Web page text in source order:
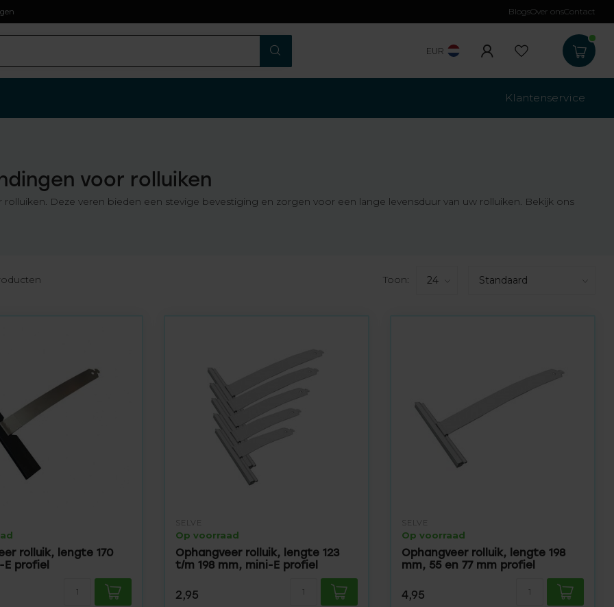
Gratis verzending
BlogsOver onsContact
EUR
Klantenservice
voor rolluiken
Deze veren bieden een stevige bevestiging en zorgen voor een lange levensduur van uw rolluiken. Bekijk ons
Toon:
rolluik, lengte 170
profiel
SELVE
Op voorraad
Ophangveer rolluik, lengte 123
t/m 198 mm, mini-E profiel
2,95
SELVE
Op voorraad
Ophangveer rolluik, lengte 198
mm, 55 en 77 mm profiel
4,95